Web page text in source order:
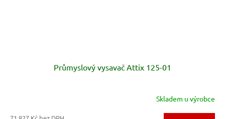
Průmyslový vysavač Attix 125-01
Skladem u výrobce